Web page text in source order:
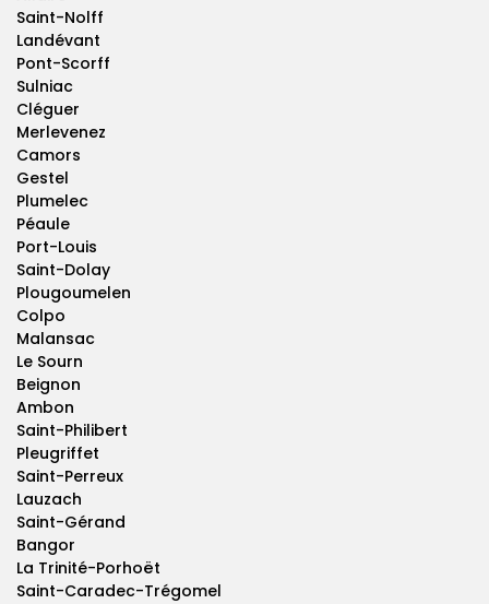
Saint-Nolff
Landévant
Pont-Scorff
Sulniac
Cléguer
Merlevenez
Camors
Gestel
Plumelec
Péaule
Port-Louis
Saint-Dolay
Plougoumelen
Colpo
Malansac
Le Sourn
Beignon
Ambon
Saint-Philibert
Pleugriffet
Saint-Perreux
Lauzach
Saint-Gérand
Bangor
La Trinité-Porhoët
Saint-Caradec-Trégomel